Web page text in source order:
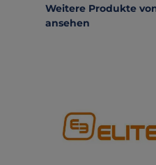
Produktgalerie
Weitere Produkte
ansehen